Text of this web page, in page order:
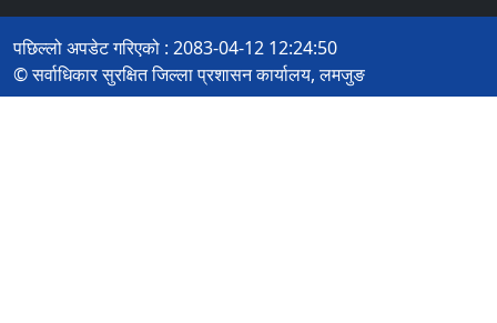
पछिल्लो अपडेट गरिएको : 2083-04-12 12:24:50
© सर्वाधिकार सुरक्षित जिल्ला प्रशासन कार्यालय, लमजुङ